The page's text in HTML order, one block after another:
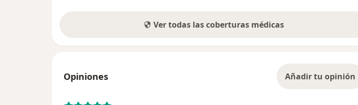
Ver todas las coberturas médicas
Opiniones Añadir tu opinión